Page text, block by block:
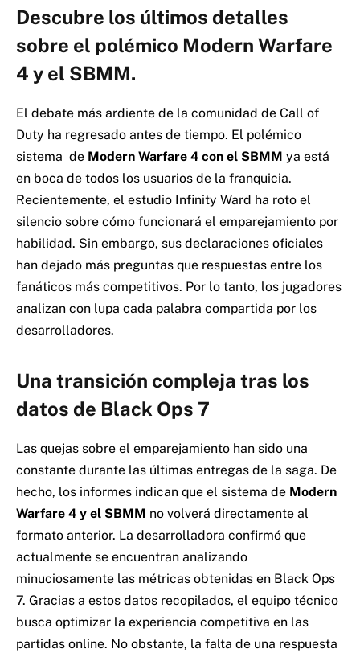
Descubre los últimos detalles
sobre el polémico Modern Warfare
4 y el SBMM.
El debate más ardiente de la comunidad de Call of
Duty ha regresado antes de tiempo. El polémico
sistema de Modern Warfare 4 con el SBMM ya está
en boca de todos los usuarios de la franquicia.
Recientemente, el estudio Infinity Ward ha roto el
silencio sobre cómo funcionará el emparejamiento por
habilidad. Sin embargo, sus declaraciones oficiales
han dejado más preguntas que respuestas entre los
fanáticos más competitivos. Por lo tanto, los jugadores
analizan con lupa cada palabra compartida por los
desarrolladores.
Una transición compleja tras los
datos de Black Ops 7
Las quejas sobre el emparejamiento han sido una
constante durante las últimas entregas de la saga. De
hecho, los informes indican que el sistema de Modern
Warfare 4 y el SBMM no volverá directamente al
formato anterior. La desarrolladora confirmó que
actualmente se encuentran analizando
minuciosamente las métricas obtenidas en Black Ops
7. Gracias a estos datos recopilados, el equipo técnico
busca optimizar la experiencia competitiva en las
partidas online. No obstante, la falta de una respuesta